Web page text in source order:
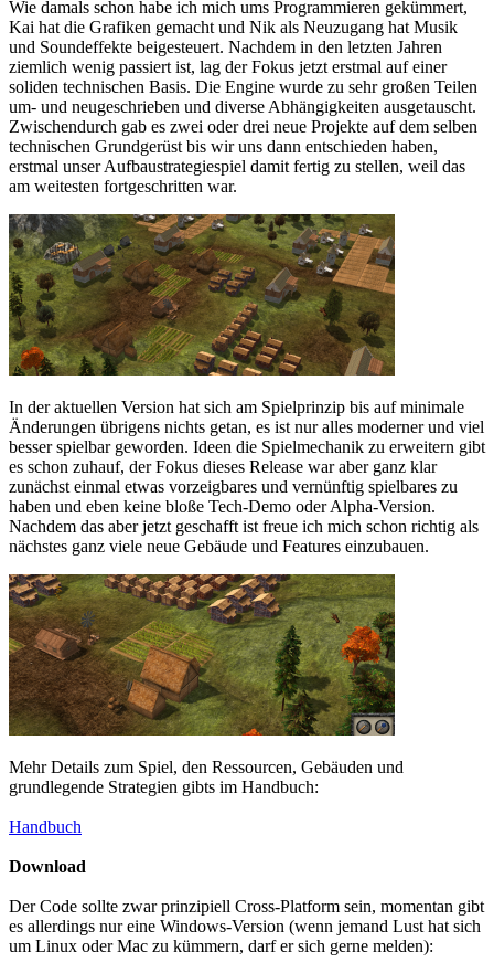
Wie damals schon habe ich mich ums Programmieren gekümmert,
Kai hat die Grafiken gemacht und Nik als Neuzugang hat Musik
und Soundeffekte beigesteuert. Nachdem in den letzten Jahren
ziemlich wenig passiert ist, lag der Fokus jetzt erstmal auf einer
soliden technischen Basis. Die Engine wurde zu sehr großen Teilen
um- und neugeschrieben und diverse Abhängigkeiten ausgetauscht.
Zwischendurch gab es zwei oder drei neue Projekte auf dem selben
technischen Grundgerüst bis wir uns dann entschieden haben,
erstmal unser Aufbaustrategiespiel damit fertig zu stellen, weil das
am weitesten fortgeschritten war.
In der aktuellen Version hat sich am Spielprinzip bis auf minimale
Änderungen übrigens nichts getan, es ist nur alles moderner und viel
besser spielbar geworden. Ideen die Spielmechanik zu erweitern gibt
es schon zuhauf, der Fokus dieses Release war aber ganz klar
zunächst einmal etwas vorzeigbares und vernünftig spielbares zu
haben und eben keine bloße Tech-Demo oder Alpha-Version.
Nachdem das aber jetzt geschafft ist freue ich mich schon richtig als
nächstes ganz viele neue Gebäude und Features einzubauen.
Mehr Details zum Spiel, den Ressourcen, Gebäuden und
grundlegende Strategien gibts im Handbuch:
Handbuch
Download
Der Code sollte zwar prinzipiell Cross-Platform sein, momentan gibt
es allerdings nur eine Windows-Version (wenn jemand Lust hat sich
um Linux oder Mac zu kümmern, darf er sich gerne melden):